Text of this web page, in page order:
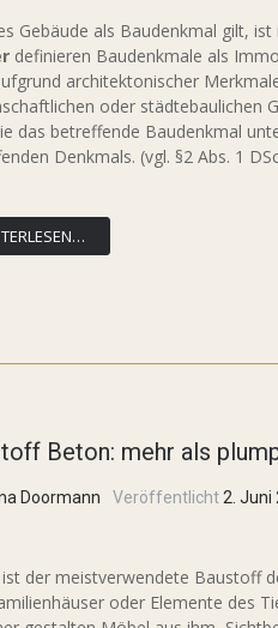
Gebäude als Baudenkmal gilt,
definieren Baudenkmale als
architektonischer
oder städtebaulichen
das betreffende Baudenkmal
Denkmals. (vgl. §2 Abs. 1
Beton: mehr als
Doormann Veröffentlicht 2. Juni
der meistverwendete Baustoff
oder Elemente des